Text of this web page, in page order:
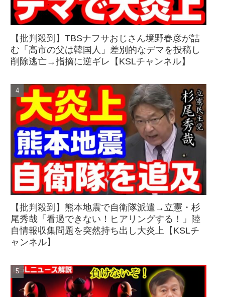
【批判殺到】TBSナフサおじさん境野春彦が詰
む「高市の父は韓国人」差別的なデマを投稿し
削除逃亡→指摘に逆ギレ【KSLチャンネル】
【批判殺到】熊本地震で自衛隊派遣→立憲・杉
尾秀哉「看過できない！ヒアリングする！」陸
自情報収集問題を突然持ち出し大炎上【KSLチ
ャンネル】